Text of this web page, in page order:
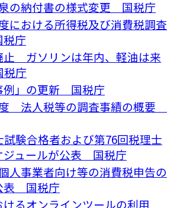
の納付書の様式変更 国税庁
における所得税及び消費税調査
庁
止 ガソリンは年内、軽油は来
庁
例」の更新 国税庁
法人税等の調査事績の概要
験合格者および第76回税理士
ジュールが公表 国税庁
人事業者向け等の消費税申告の
表 国税庁
けるオンラインツールの利用